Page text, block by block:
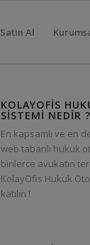
Satın Al
KOLAYOFIS
SISTEMI NEDIR ?
En kapsamlı ve en
web tabanlı hukuk
binlerce avukatın
KolayOfis Hukuk
katılın !